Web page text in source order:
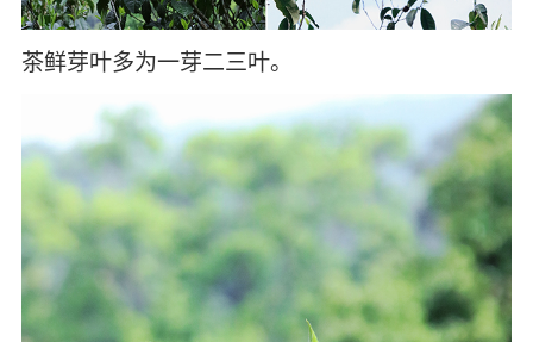
茶鲜芽叶多为一芽二三叶。